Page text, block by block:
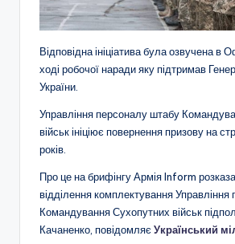
Відповідна ініціатива була озвучена в
ході робочої наради яку підтримав
України.
Управління персоналу штабу
військ ініціює повернення призову на
років.
Про це на брифінгу Армія Inform
відділення комплектування
Командування Сухопутних військ
Качаненко, повідомляєУкраїнський